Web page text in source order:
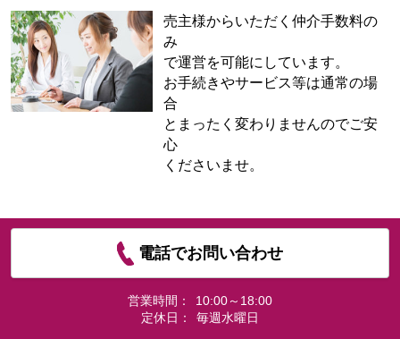
売主様からいただく仲介手数料の
み
で運営を可能にしています。
お手続きやサービス等は通常の場
合
とまったく変わりませんのでご安
心
くださいませ。
電話でお問い合わせ
営業時間：
10:00～18:00
定休日：
毎週水曜日